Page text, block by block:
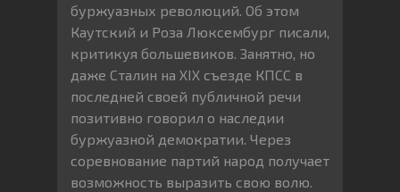
буржуазных революций. Об этом
Каутский и Роза Люксембург писали,
критикуя большевиков. Занятно, но
даже Сталин на XIX съезде КПСС в
последней своей публичной речи
позитивно говорил о наследии
буржуазной демократии. Через
соревнование партий народ получает
возможность выразить свою волю.